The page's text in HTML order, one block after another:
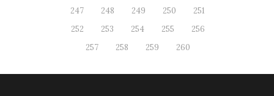
247
248 249 250
251
252
253 254 255
256
257
258 259 260